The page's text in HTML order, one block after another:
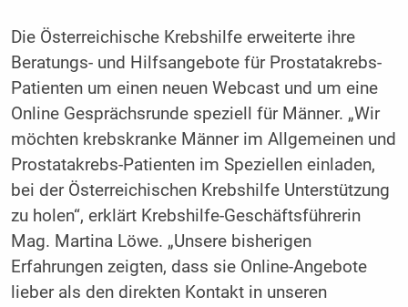
Die Österreichische Krebshilfe erweiterte ihre
Beratungs- und Hilfsangebote für Prostatakrebs-
Patienten um einen neuen Webcast und um eine
Online Gesprächsrunde speziell für Männer. „Wir
möchten krebskranke Männer im Allgemeinen und
Prostatakrebs-Patienten im Speziellen einladen,
bei der Österreichischen Krebshilfe Unterstützung
zu holen“, erklärt Krebshilfe-Geschäftsführerin
Mag. Martina Löwe. „Unsere bisherigen
Erfahrungen zeigten, dass sie Online-Angebote
lieber als den direkten Kontakt in unseren